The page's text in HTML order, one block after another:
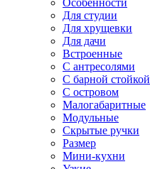
Особенности
Для студии
Для хрущевки
Для дачи
Встроенные
С антресолями
С барной стойкой
С островом
Малогабаритные
Модульные
Скрытые ручки
Размер
Мини-кухни